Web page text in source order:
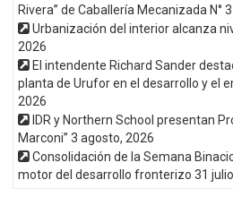
Rivera” de Caballería Mecanizada N° 3
Urbanización del interior alcanza
2026
El intendente Richard Sander
planta de Urufor en el desarrollo y el
2026
IDR y Northern School presentan
Marconi” 3 agosto, 2026
Consolidación de la Semana
motor del desarrollo fronterizo 31